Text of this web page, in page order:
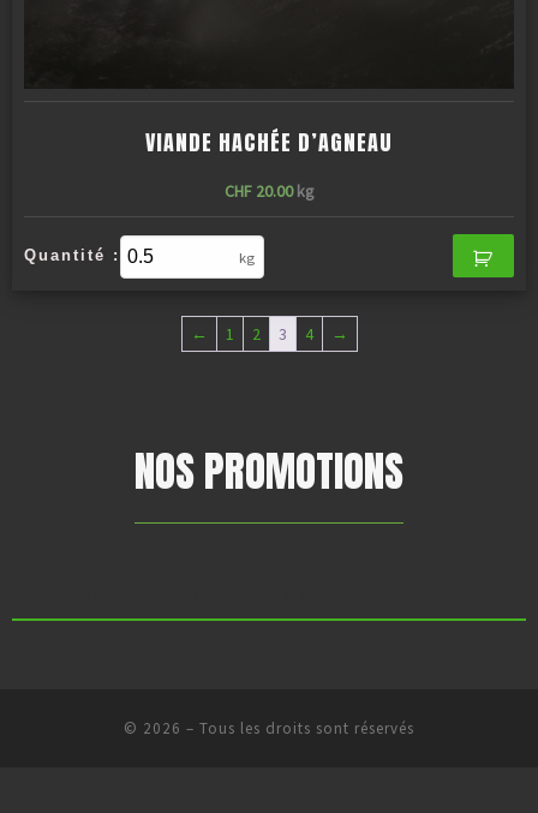
VIANDE HACHÉE D’AGNEAU
CHF20.00 kg
Quantité : kg
← 1 2 3 4 →
NOS PROMOTIONS
© 2026 – Tous les droits sont réservés